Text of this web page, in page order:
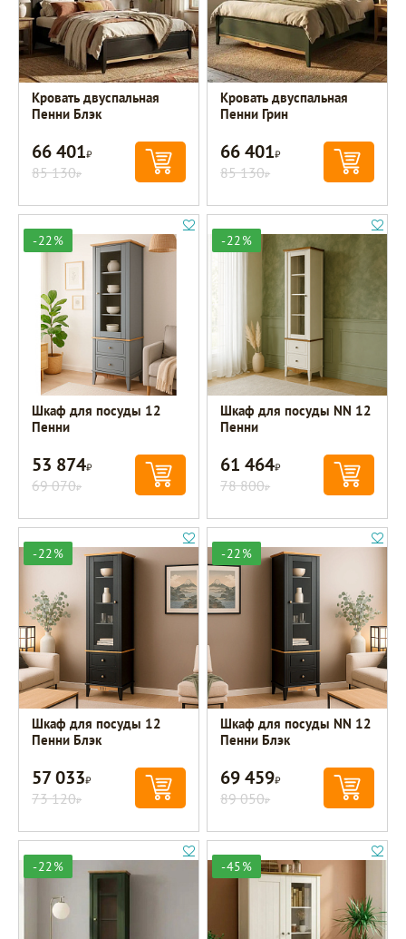
Кровать двуспальная
Пенни Блэк
66 401Р
85 130Р
Кровать двуспальная
Пенни Грин
66 401Р
85 130Р
-22%
Шкаф для посуды 12
Пенни
53 874Р
69 070Р
-22%
Шкаф для посуды NN 12
Пенни
61 464Р
78 800Р
-22%
Шкаф для посуды 12
Пенни Блэк
57 033Р
73 120Р
-22%
Шкаф для посуды NN 12
Пенни Блэк
69 459Р
89 050Р
-22% -45%